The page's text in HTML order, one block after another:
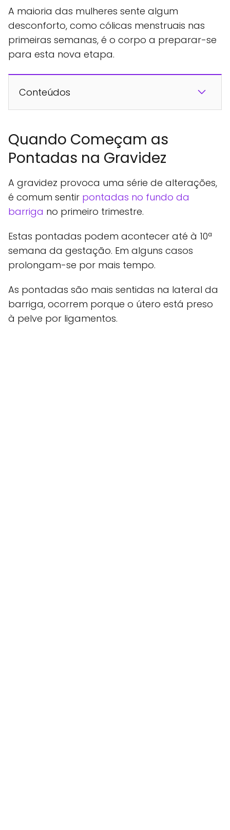
A maioria das mulheres sente algum
desconforto, como cólicas menstruais nas
primeiras semanas, é o corpo a preparar-se
para esta nova etapa.
Conteúdos
Quando Começam as
Pontadas na Gravidez
A gravidez provoca uma série de alterações,
é comum sentir pontadas no fundo da
barriga no primeiro trimestre.
Estas pontadas podem acontecer até à 10ª
semana da gestação. Em alguns casos
prolongam-se por mais tempo.
As pontadas são mais sentidas na lateral da
barriga, ocorrem porque o útero está preso
à pelve por ligamentos.